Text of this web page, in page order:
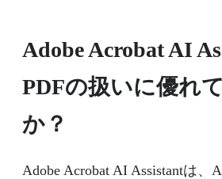
Adobe Acrobat AI
PDFの扱いに優れ
か？
Adobe Acrobat AI Assistantは、